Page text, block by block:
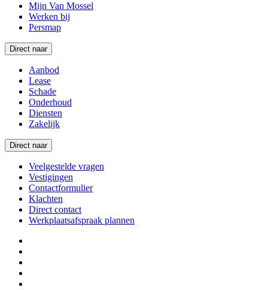
Mijn Van Mossel
Werken bij
Persmap
Direct naar
Aanbod
Lease
Schade
Onderhoud
Diensten
Zakelijk
Direct naar
Veelgestelde vragen
Vestigingen
Contactformulier
Klachten
Direct contact
Werkplaatsafspraak plannen